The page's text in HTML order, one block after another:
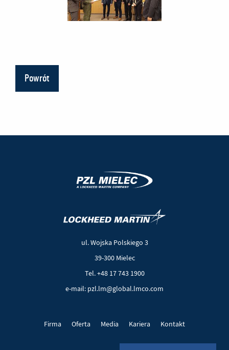
Powrót
ul. Wojska Polskiego 3
39-300 Mielec
Tel. +48 17 743 1900
e-mail: pzl.lm@global.lmco.com
Firma Oferta Media Kariera Kontakt